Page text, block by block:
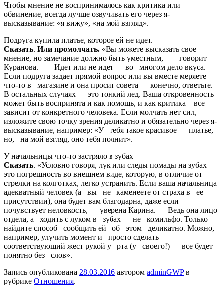
Чтобы мнение не воспринималось как критика или
обвинение, всегда лучше озвучивать его через я-
высказывание: «я вижу», «на мой взгляд».
Подруга купила платье, которое ей не идет.
Сказать. Или промолчать. «Вы можете высказать свое
мнение, но замечание должно быть уместным, — говорит
Куранова. — Идет или не идет — во многом дело вкуса.
Если по­друга задает прямой вопрос или вы вместе меряете
что-то в магазине и она просит совета — конечно, ответьте.
В остальных случаях — это тонкий лед. Ваша откровенность
может быть воспринята и как помощь, и как критика – все
зависит от конкретного человека. Если молчать нет сил,
изложите свою точку зрения деликатно и обязательно через я-
высказывание, например: «У тебя такое красивое — платье,
но, на мой взгляд, оно ­тебя полнит».
У начальницы что-то застряло в зубах
Сказать. «Условно говоря, лук или следы помады на зубах —
это погрешность во внешнем виде, которую, в отличие от
стрелки на колготках, легко устранить. Если ваша начальница
адекватный человек (а вы не каменеете от страха в ее
присутствии), она будет вам благодарна, даже если
почувствует неловкость, – уверена Карина. — Ведь она лицо
отдела, а ходить с луком в зубах — не комильфо. Только
найдите способ сообщить ей об этом деликатно. Можно,
например, улучить момент и просто сделать
соответствующий жест рукой у рта (у своего!) — все будет
понятно без слов».
Запись опубликована 28.03.2016 автором adminGWPв
рубрике Отношения.